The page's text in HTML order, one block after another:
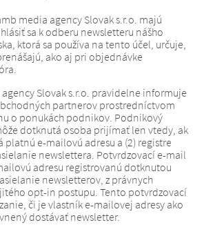
media agency Slovak s.r.o. majú
sa k odberu newsletteru nášho
ktorá sa používa na tento účel, určuje,
ako aj pri objednávke
Slovak s.r.o. pravidelne informuje
partnerov prostredníctvom
o ponukách podnikov. Podnikový
dotknutá osoba prijímať len vtedy, ak
platnú e-mailovú adresu a (2) registre
newslettera. Potvrdzovací e-mail
adresu registrovanú dotknutou
newsletterov, z právnych
opt-in postupu. Tento potvrdzovací
či je vlastník e-mailovej adresy ako
dostávať newsletter.